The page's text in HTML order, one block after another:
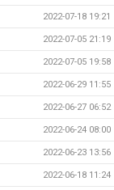
2022-07-18 19:21
2022-07-05 21:19
2022-07-05 19:58
2022-06-29 11:55
2022-06-27 06:52
2022-06-24 08:00
2022-06-23 13:56
2022-06-18 11:24